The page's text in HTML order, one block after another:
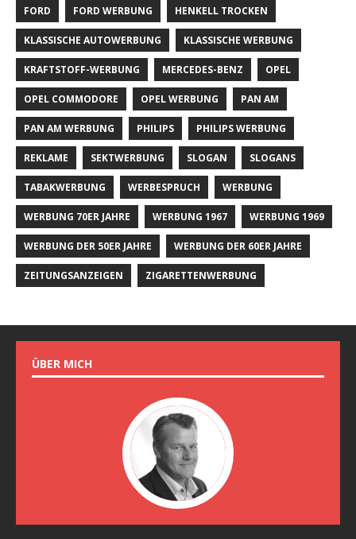
FORD FORD WERBUNG HENKELL TROCKEN
KLASSISCHE AUTOWERBUNG KLASSISCHE WERBUNG
KRAFTSTOFF-WERBUNG MERCEDES-BENZ OPEL
OPEL COMMODORE OPEL WERBUNG PAN AM
PAN AM WERBUNG PHILIPS PHILIPS WERBUNG
REKLAME SEKTWERBUNG SLOGAN SLOGANS
TABAKWERBUNG WERBESPRUCH WERBUNG
WERBUNG 70ER JAHRE WERBUNG 1967 WERBUNG 1969
WERBUNG DER 50ER JAHRE WERBUNG DER 60ER JAHRE
ZEITUNGSANZEIGEN ZIGARETTENWERBUNG
ÜBER MICH